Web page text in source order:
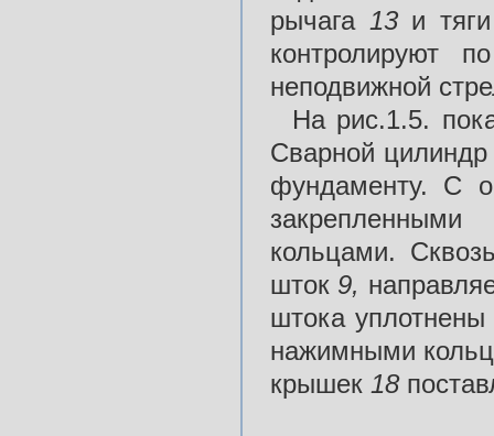
рычага 13 и
контролируют
неподвижной
На рис.1.5.
Сварной
фундаменту. С
кольцами.
шток 9,
штока
нажимными
крышек 18